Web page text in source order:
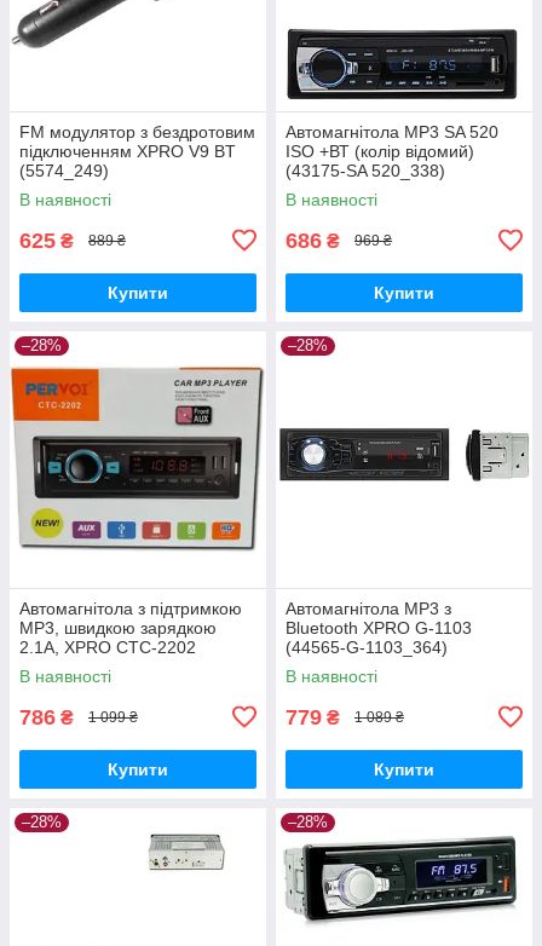
FM модулятор з бездротовим
підключенням XPRO V9 BT
(5574_249)
В наявності
625 ₴ 889 ₴
Купити
Автомагнітола MP3 SA 520
ISO +ВТ (колір відомий)
(43175-SA 520_338)
В наявності
686 ₴ 969 ₴
Купити
–28%
Автомагнітола з підтримкою
MP3, швидкою зарядкою
2.1A, XPRO CTC-2202
(44846-CTC-2202_368)
В наявності
786 ₴ 1 099 ₴
Купити
–28%
Автомагнітола MP3 з
Bluetooth XPRO G-1103
(44565-G-1103_364)
В наявності
779 ₴ 1 089 ₴
Купити
–28% –28%